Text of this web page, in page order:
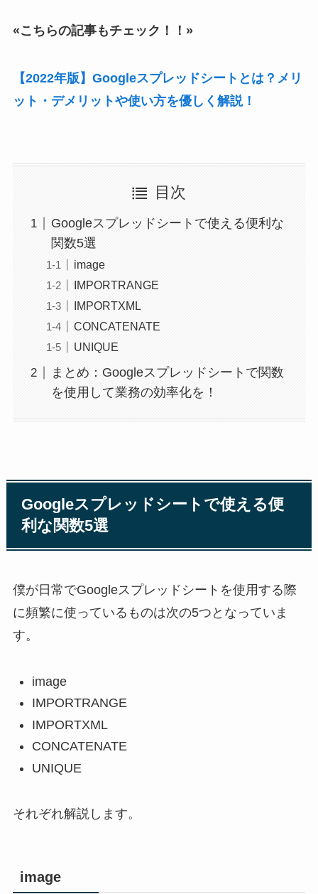
«こちらの記事もチェック！！»
【2022年版】Googleスプレッドシートとは？メリ
ット・デメリットや使い方を優しく解説！
目次
Googleスプレッドシートで使える便利な
関数5選
image
IMPORTRANGE
IMPORTXML
CONCATENATE
UNIQUE
まとめ：Googleスプレッドシートで関数
を使用して業務の効率化を！
Googleスプレッドシートで使える便
利な関数5選
僕が日常でGoogleスプレッドシートを使用する際
に頻繁に使っているものは次の5つとなっていま
す。
image
IMPORTRANGE
IMPORTXML
CONCATENATE
UNIQUE
それぞれ解説します。
image